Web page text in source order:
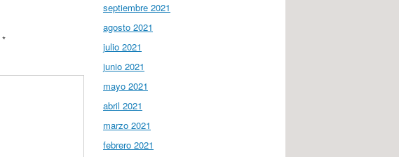
*
septiembre 2021
agosto 2021
julio 2021
junio 2021
mayo 2021
abril 2021
marzo 2021
febrero 2021